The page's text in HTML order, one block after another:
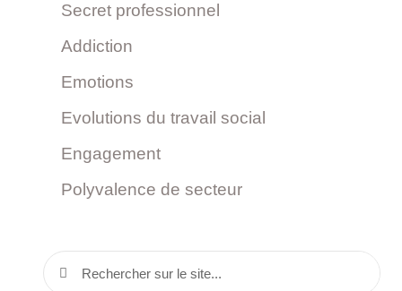
Secret professionnel
Addiction
Emotions
Evolutions du travail social
Engagement
Polyvalence de secteur